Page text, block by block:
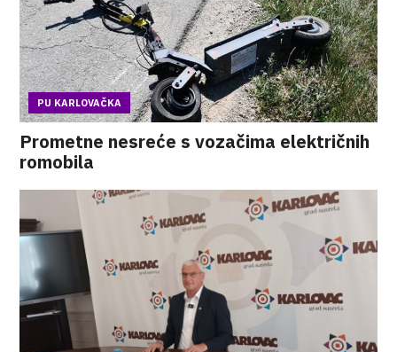
PU KARLOVAČKA
Prometne nesreće s vozačima električnih
romobila